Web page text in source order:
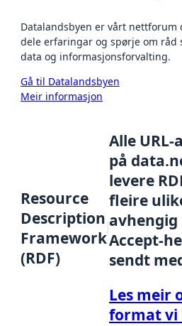
Datalandsbyen er vårt nettforum
dele erfaringar og spørje om råd
data og informasjonsforvalting.
Gå til Datalandsbyen
Meir informasjon
Resource
Description
Framework
(RDF)
Alle
på
levere
fleire
Accept-
sendt
Les meir
format vi